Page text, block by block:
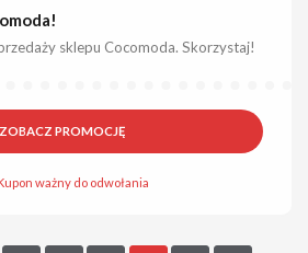
sklepu Cocomoda. Skorzystaj!
ZOBACZ PROMOCJĘ
ważny do odwołania